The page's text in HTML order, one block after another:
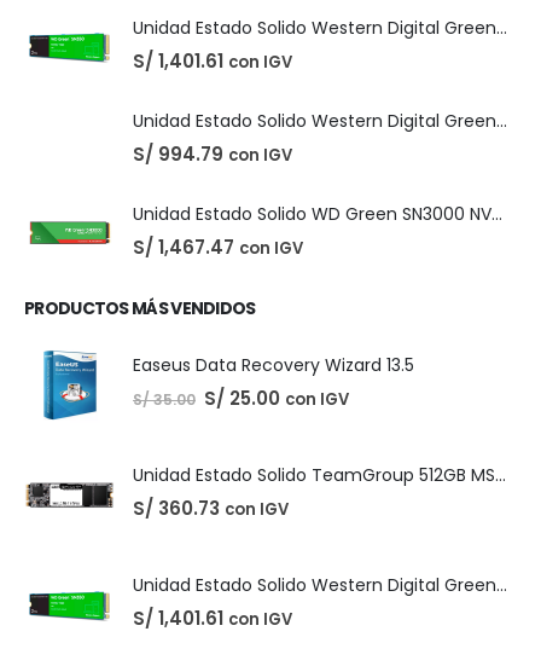
DIGITALES,LICENCIAS DE SOFTWARE
Adobe Creative Cloud - 1 Año
precio
original
era:
S/ 220.00.
precio
actual
es:
S/ 210.00.
S/994.79 con IGV
S/1,467.47 con IGV
PRODUCTOS MÁS VENDIDOS
Easeus Data Recovery Wizard 13.5
S/35.00 El
precio
S/ 25.00El
precio
con IGV